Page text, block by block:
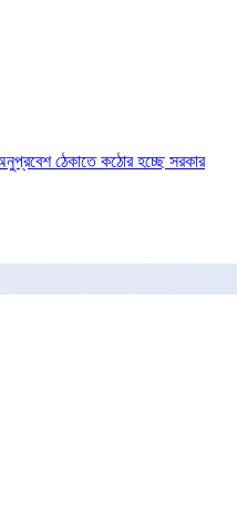
ঠেকাতে কঠোর হচ্ছে সরকার